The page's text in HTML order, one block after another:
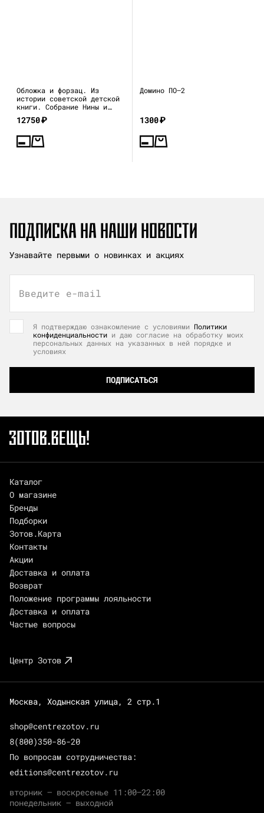
Обложка и форзац. Из
истории советской детской
книги. Собрание Нины и
Вадима Гинзбург
12750₽
Домино ПО—2
1300₽
ПОДПИСКА НА НАШИ НОВОСТИ
Узнавайте первыми о новинках и акциях
Введите e-mail
Я подтверждаю ознакомление с условиями Политики
конфиденциальности и даю согласие на обработку моих
персональных данных на указанных в ней порядке и
условиях
ПОДПИСАТЬСЯ
Каталог
О магазине
Бренды
Подборки
Зотов.Карта
Контакты
Акции
Доставка и оплата
Возврат
Положение программы лояльности
Доставка и оплата
Частые вопросы
Центр Зотов
Москва, Ходынская улица, 2 стр.1
shop@centrezotov.ru
8(800)350-86-20
По вопросам сотрудничества:
editions@centrezotov.ru
вторник — воскресенье 11:00–22:00
понедельник — выходной